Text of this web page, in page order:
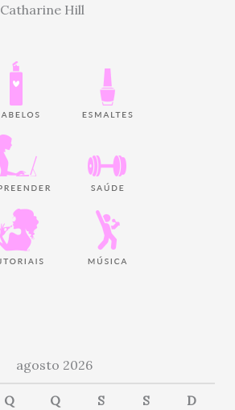
Catharine Hill
agosto 2026
Q Q S S D